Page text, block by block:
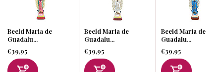
Beeld Maria de
Guadalu...
€39,95
Beeld Maria de
Guadalu...
€39,95
Beeld Maria de
Guadalu...
€39,95